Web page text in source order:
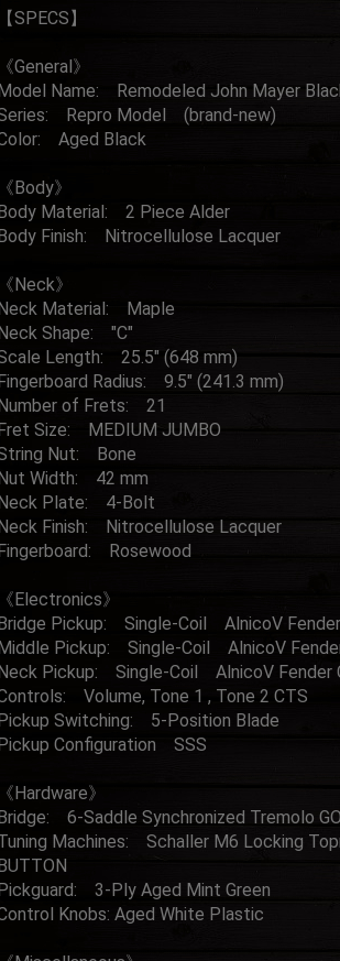
【SPECS】
《General》
Model Name: Remodeled John Mayer
Repro Model (brand‐new)
Aged Black
《Body》
Body Material: 2 Piece Alder
Body Finish: Nitrocellulose Lacquer
《Neck》
Neck Material: Maple
Neck Shape: "C"
Length: 25.5" (648 mm)
Fingerboard Radius: 9.5" (241.3 mm)
Number of Frets: 21
Fret Size: MEDIUM JUMBO
Nut: Bone
Nut Width: 42 mm
Neck Plate: 4-Bolt
Neck Finish: Nitrocellulose Lacquer
Fingerboard: Rosewood
《Electronics》
Bridge Pickup: Single-Coil AlnicoⅤ Fender
Middle Pickup: Single-Coil AlnicoⅤ
Neck Pickup: Single-Coil AlnicoⅤ Fender
Volume, Tone 1 , Tone 2 CTS
Pickup Switching: 5-Position Blade
Pickup Configuration SSS
《Hardware》
Bridge: 6-Saddle Synchronized Tremolo
Machines: Schaller M6 Locking
BUTTON
Pickguard: 3-Ply Aged Mint Green
Knobs: Aged White Plastic